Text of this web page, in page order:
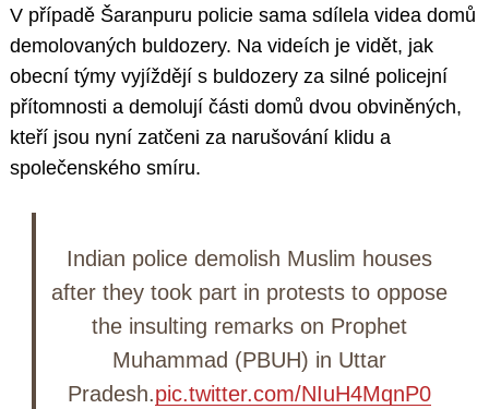
V případě Šaranpuru policie sama sdílela videa domů
demolovaných buldozery. Na videích je vidět, jak
obecní týmy vyjíždějí s buldozery za silné policejní
přítomnosti a demolují části domů dvou obviněných,
kteří jsou nyní zatčeni za narušování klidu a
společenského smíru.
Indian police demolish Muslim houses
after they took part in protests to oppose
the insulting remarks on Prophet
Muhammad (PBUH) in Uttar
Pradesh.pic.twitter.com/NIuH4MqnP0